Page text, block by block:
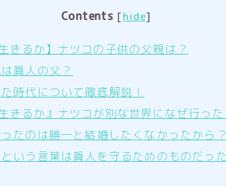
Contents [hide]
きるか】ナツコの子供の父親は？
眞人の父？
時代について徹底解説！
きるか』ナツコが別な世界になぜ行った
たのは勝一と結婚したくなかったから？
いう言葉は眞人を守るためのものだった